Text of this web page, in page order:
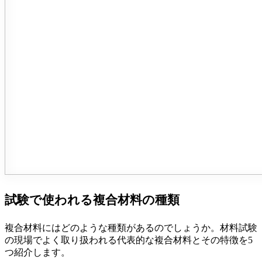
試験で使われる複合材料の種類
複合材料にはどのような種類があるのでしょうか。材料試験
の現場でよく取り扱われる代表的な複合材料とその特徴を5
つ紹介します。